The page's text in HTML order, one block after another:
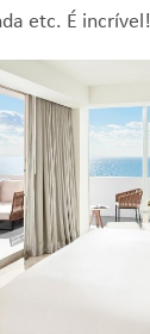
etc. É incrível!